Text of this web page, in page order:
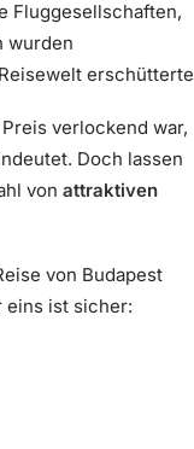
Fluggesellschaften,
wurden
verlockend war,
Doch lassen
von attraktiven
von Budapest
eins ist sicher: